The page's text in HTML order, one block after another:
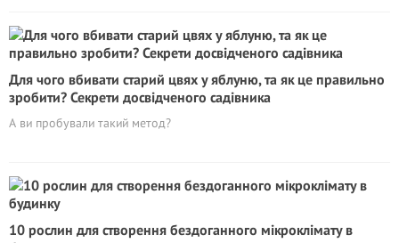
Для чого вбивати старий цвях у яблуню, та як це правильно
зробити? Секрети досвідченого садівника
А ви пробували такий метод?
10 рослин для створення бездоганного мікроклімату в